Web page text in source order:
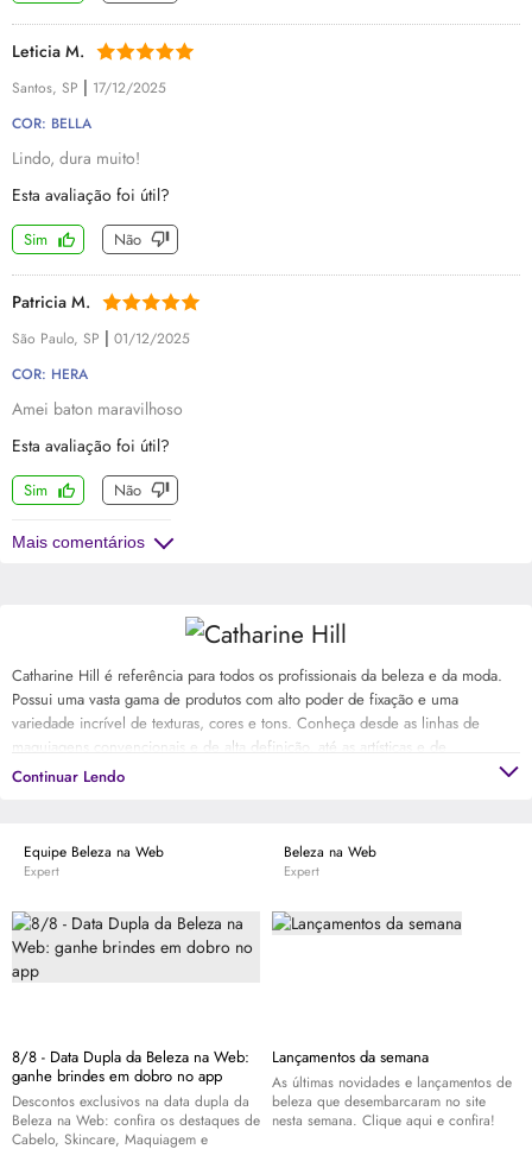
Leticia M.
Santos, SP | 17/12/2025
COR: BELLA
Lindo, dura muito!
Esta avaliação foi útil?
Sim Não
Patricia M.
São Paulo, SP | 01/12/2025
COR: HERA
Amei baton maravilhoso
Esta avaliação foi útil?
Sim Não
Mais comentários
Catharine Hill é referência para todos os profissionais da beleza e da moda.
Possui uma vasta gama de produtos com alto poder de fixação e uma
variedade incrível de texturas, cores e tons. Conheça desde as linhas de
maquiagens convencionais e de alta definição, até as artísticas e de
caracterização. Experimente aqui Catharine Hill e descubra o porquê a marca
Continuar Lendo
Equipe Beleza na Web
Expert
8/8 - Data Dupla da Beleza na Web:
ganhe brindes em dobro no app
Descontos exclusivos na data dupla da
Beleza na Web: confira os destaques de
Cabelo, Skincare, Maquiagem e
Beleza na Web
Expert
Lançamentos da semana
As últimas novidades e lançamentos de
beleza que desembarcaram no site
nesta semana. Clique aqui e confira!